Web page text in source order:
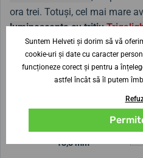
ora trei. Totuși, cel mai mare
luminescența cu tritiu
ceasului în întuneric, fără
până la 25 de ani.
22 mm
Înălțimea carcasei
13,8 mm
Suntem Helveti și dorim să vă
cookie-uri și date cu caracter
funcționeze corect și pentru a
astfel încât să îl putem